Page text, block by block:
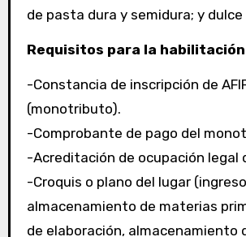
de pasta dura y semidura; y dulce
Requisitos para la
-Constancia de inscripción de
(monotributo).
-Comprobante de pago del
-Acreditación de ocupación legal
-Croquis o plano del lugar
almacenamiento de materias
de elaboración, almacenamiento